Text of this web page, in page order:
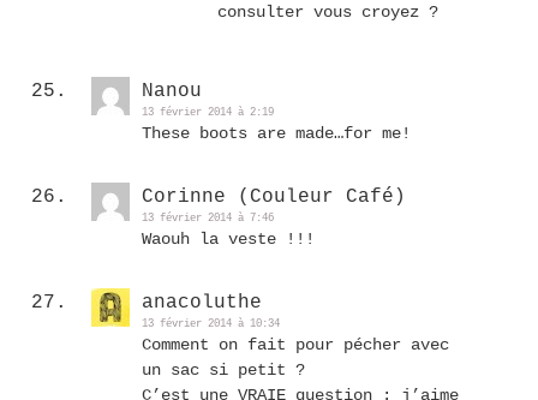
consulter vous croyez ?
Nanou
13 février 2014 à 2:19
These boots are made…for me!
Corinne (Couleur Café)
13 février 2014 à 7:46
Waouh la veste !!!
anacoluthe
13 février 2014 à 10:34
Comment on fait pour pécher avec
un sac si petit ?
C’est une VRAIE question : j’aime